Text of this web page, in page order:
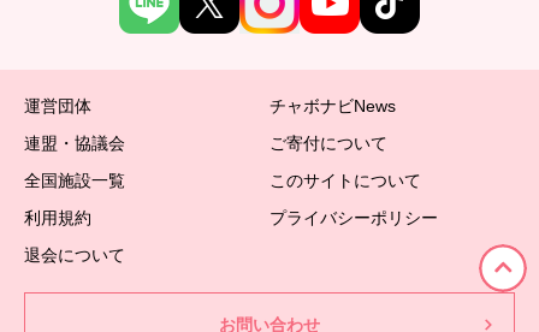
運営団体
チャボナビNews
連盟・協議会
ご寄付について
全国施設一覧
このサイトについて
利用規約
プライバシーポリシー
退会について
お問い合わせ